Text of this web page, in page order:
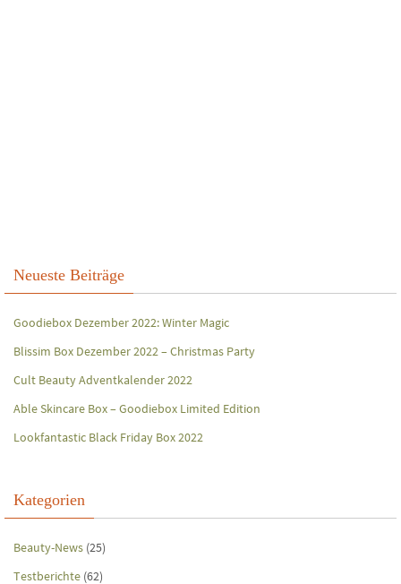
Neueste Beiträge
Goodiebox Dezember 2022: Winter Magic
Blissim Box Dezember 2022 – Christmas Party
Cult Beauty Adventkalender 2022
Able Skincare Box – Goodiebox Limited Edition
Lookfantastic Black Friday Box 2022
Kategorien
Beauty-News (25)
Testberichte (62)